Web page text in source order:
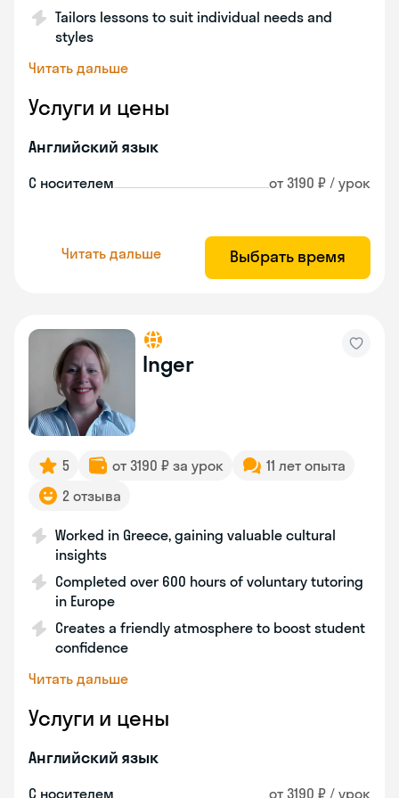
Tailors lessons to suit individual needs and
styles
Читать дальше
Услуги и цены
Английский язык
С носителем от 3190 ₽ / урок
Читать дальше Выбрать время
Inger
5 от 3190 ₽ за урок
11 лет опыта
2 отзыва
Worked in Greece, gaining valuable cultural
insights
Completed over 600 hours of voluntary tutoring
in Europe
Creates a friendly atmosphere to boost student
confidence
Читать дальше
Услуги и цены
Английский язык
С носителем от 3190 ₽ / урок